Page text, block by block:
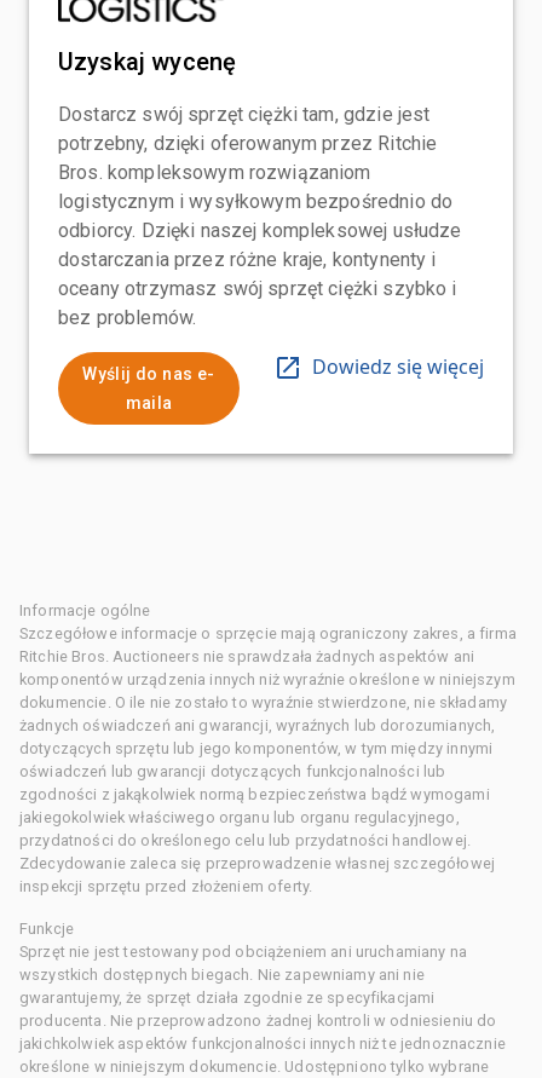
Uzyskaj wycenę
Dostarcz swój sprzęt ciężki tam, gdzie jest
potrzebny, dzięki oferowanym przez Ritchie
Bros. kompleksowym rozwiązaniom
logistycznym i wysyłkowym bezpośrednio do
odbiorcy. Dzięki naszej kompleksowej usłudze
dostarczania przez różne kraje, kontynenty i
oceany otrzymasz swój sprzęt ciężki szybko i
bez problemów.
Wyślij do nas e-
maila
Dowiedz się więcej
Informacje ogólne
Szczegółowe informacje o sprzęcie mają ograniczony zakres, a firma
Ritchie Bros. Auctioneers nie sprawdzała żadnych aspektów ani
komponentów urządzenia innych niż wyraźnie określone w niniejszym
dokumencie. O ile nie zostało to wyraźnie stwierdzone, nie składamy
żadnych oświadczeń ani gwarancji, wyraźnych lub dorozumianych,
dotyczących sprzętu lub jego komponentów, w tym między innymi
oświadczeń lub gwarancji dotyczących funkcjonalności lub
zgodności z jakąkolwiek normą bezpieczeństwa bądź wymogami
jakiegokolwiek właściwego organu lub organu regulacyjnego,
przydatności do określonego celu lub przydatności handlowej.
Zdecydowanie zaleca się przeprowadzenie własnej szczegółowej
inspekcji sprzętu przed złożeniem oferty.
Funkcje
Sprzęt nie jest testowany pod obciążeniem ani uruchamiany na
wszystkich dostępnych biegach. Nie zapewniamy ani nie
gwarantujemy, że sprzęt działa zgodnie ze specyfikacjami
producenta. Nie przeprowadzono żadnej kontroli w odniesieniu do
jakichkolwiek aspektów funkcjonalności innych niż te jednoznacznie
określone w niniejszym dokumencie. Udostępniono tylko wybrane